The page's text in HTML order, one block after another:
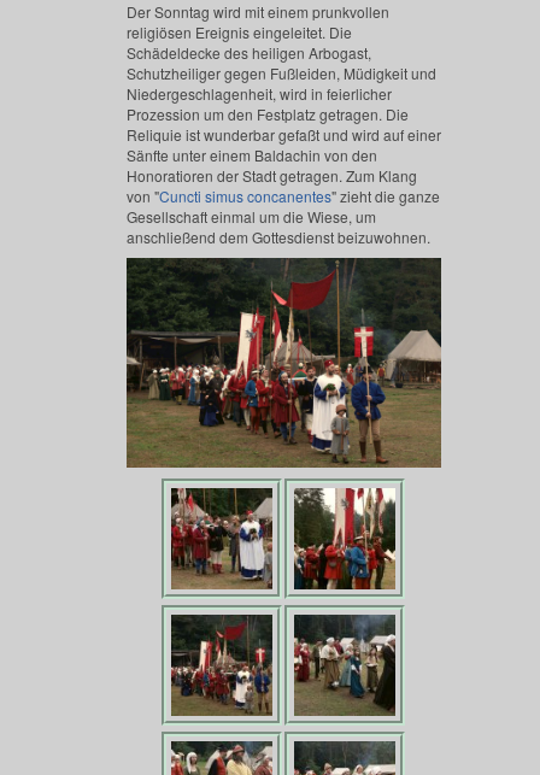
Der Sonntag wird mit einem prunkvollen
religiösen Ereignis eingeleitet. Die
Schädeldecke des heiligen Arbogast,
Schutzheiliger gegen Fußleiden, Müdigkeit und
Niedergeschlagenheit, wird in feierlicher
Prozession um den Festplatz getragen. Die
Reliquie ist wunderbar gefaßt und wird auf einer
Sänfte unter einem Baldachin von den
Honoratioren der Stadt getragen. Zum Klang
von "Cuncti simus concanentes" zieht die ganze
Gesellschaft einmal um die Wiese, um
anschließend dem Gottesdienst beizuwohnen.